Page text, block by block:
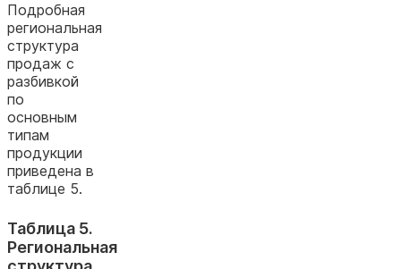
Подробная
региональная
структура
продаж с
разбивкой
по
основным
типам
продукции
приведена в
таблице 5.
Таблица 5.
Региональная